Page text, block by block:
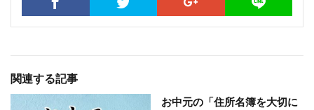
関連する記事
お中元の「住所名簿を大切に